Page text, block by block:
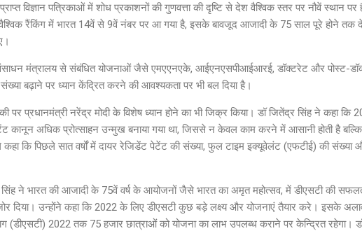
विज्ञान पत्रिकाओं में शोध प्रकाशनों की गुणवत्ता की दृष्टि से देश वैश्विक स्तर पर नौवें स्थान
वैश्विक रैंकिंग में भारत 14वें से 9वें नंबर पर आ गया है, इसके बावजूद आजादी के 75 साल पूरे होने तक
मंत्रालय से संबंधित योजनाओं जैसे एमएएनएके, आईएनएसपीआईआरई, डॉक्टरेट और पोस्ट-
संख्या बढ़ाने पर ध्यान केंद्रित करने की आवश्यकता पर भी बल दिया है।
पर प्रधानमंत्री नरेंद्र मोदी के विशेष ध्यान होने का भी जिक्र किया। डॉ जितेंद्र सिंह ने कहा
कानून अधिक प्रोत्साहन उन्मुख बनाया गया था, जिससे न केवल काम करने में आसानी होती है
कि पिछले सात वर्षों में दायर रेजिडेंट पेटेंट की संख्या, फुल टाइम इक्यूवेलंट (एफटीई) की संख्या और
ने भारत की आजादी के 75वें वर्ष के आयोजनों जैसे भारत का अमृत महोत्सव, में डीएसटी की
दिया। उन्होंने कहा कि 2022 के लिए डीएसटी कुछ बड़े लक्ष्य और योजनाएं तैयार करे। इसके अलावा
(डीएसटी) 2022 तक 75 हजार छात्राओं को योजना का लाभ उपलब्ध कराने पर केन्द्रित रहेगा।